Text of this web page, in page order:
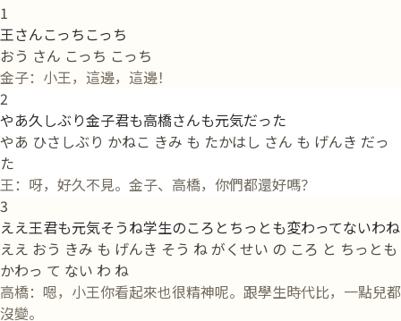
1
王さんこっちこっち
おう さん こっち こっち
金子：小王，這邊，這邊！
2
やあ久しぶり金子君も高橋さんも元気だった
やあ ひさしぶり かねこ きみ も たかはし さん も げんき だっ
た
王：呀，好久不見。金子、高橋，你們都還好嗎？
3
ええ王君も元気そうね学生のころとちっとも変わってないわね
ええ おう きみ も げんき そう ね がくせい の ころ と ちっとも
かわっ て ない わ ね
高橋：嗯，小王你看起來也很精神呢。跟學生時代比，一點兒都
沒變。